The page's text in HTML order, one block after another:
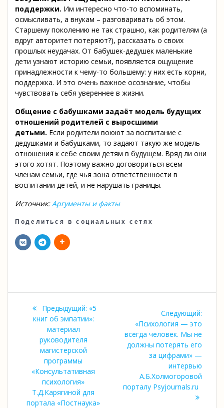
поддержки. Им интересно что-то вспоминать,
осмысливать, а внукам – разговаривать об этом.
Старшему поколению не так страшно, как родителям (а
вдруг авторитет потеряют?), рассказать о своих
прошлых неудачах. От бабушек-дедушек маленькие
дети узнают историю семьи, появляется ощущение
принадлежности к чему-то большему: у них есть корни,
поддержка. И это очень важное осознание, чтобы
чувствовать себя увереннее в жизни.
Общение с бабушками задаёт модель будущих
отношений родителей с выросшими
детьми. Если родители воюют за воспитание с
дедушками и бабушками, то задают такую же модель
отношения к себе своим детям в будущем. Вряд ли они
этого хотят. Поэтому важно договориться всем
членам семьи, где чья зона ответственности в
воспитании детей, и не нарушать границы.
Источник:Аргументы и факты
Поделиться в социальных сетях
Навигация
записям
Предыдущий: Предыдущая
запись:
«5
книг об эмпатии»:
материал
руководителя
магистерской
программы
«Консультативная
психология»
Т.Д.Карягиной для
портала «Постнаука»
Следующий:
Следующая
запись:
«Психология — это
всегда человек. Мы не
должны потерять его
за цифрами» —
интервью
А.Б.Холмогоровой
порталу Psyjournals.ru